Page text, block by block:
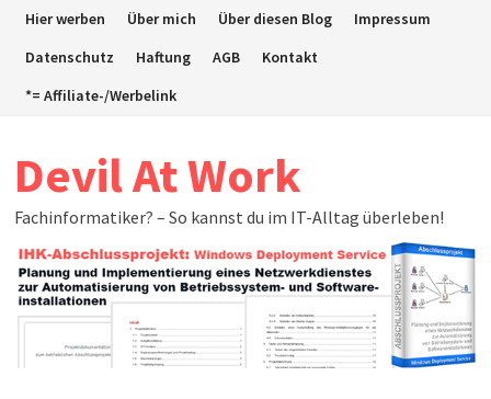
ZumHier werben Über mich Über diesen Blog
Impressum
Datenschutz
Haftung AGB
Kontakt
*= Affiliate-/Werbelink
Devil At Work
Fachinformatiker? – So kannst du im IT-Alltag überleben!